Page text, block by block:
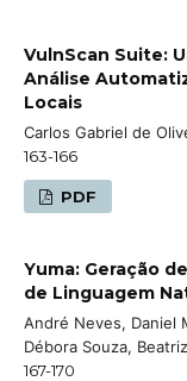
VulnScan Suite:
Análise
Locais
Carlos Gabriel de
163-166
PDF
Yuma: Geração
de Linguagem
André Neves, Daniel
Débora Souza,
167-170